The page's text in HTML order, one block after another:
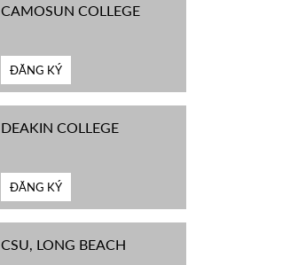
CAMOSUN COLLEGE
ĐĂNG KÝ
DEAKIN COLLEGE
ĐĂNG KÝ
CSU, LONG BEACH